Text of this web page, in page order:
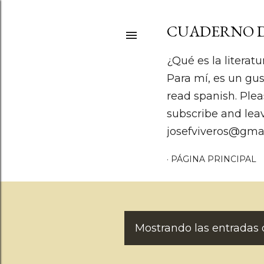
CUADERNO
¿Qué es la
Para mí, es un
read spanish.
subscribe and
PÁGINA PRINCIPAL
EMostrando las entradas